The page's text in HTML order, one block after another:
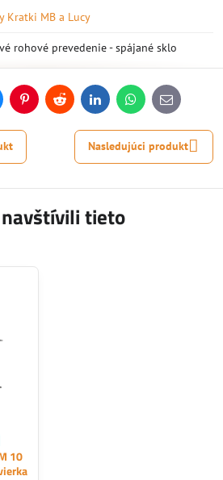
Kratki MB a Lucy
rohové prevedenie - spájané sklo
PinterestReddit LinkedInWhatsApp
E-
mail
Nasledujúci produkt
tieto
10